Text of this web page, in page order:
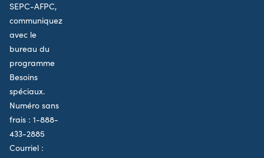
SEPC-AFPC,
communiquez
avec le
bureau du
programme
Besoins
spéciaux.
Numéro sans
frais : 1-888-
433-2885
Courriel :